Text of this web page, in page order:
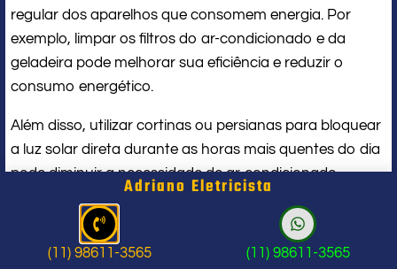
regular dos aparelhos que consomem energia. Por
exemplo, limpar os filtros do ar-condicionado e da
geladeira pode melhorar sua eficiência e reduzir o
consumo energético.
Além disso, utilizar cortinas ou persianas para bloquear
a luz solar direta durante as horas mais quentes do dia
pode diminuir a necessidade de ar-condicionado,
ações simples podem ter um impacto significativo na
conta mensal de energia elétrica.
Adriano Eletricista
(11) 98611-3565 (11) 98611-3565